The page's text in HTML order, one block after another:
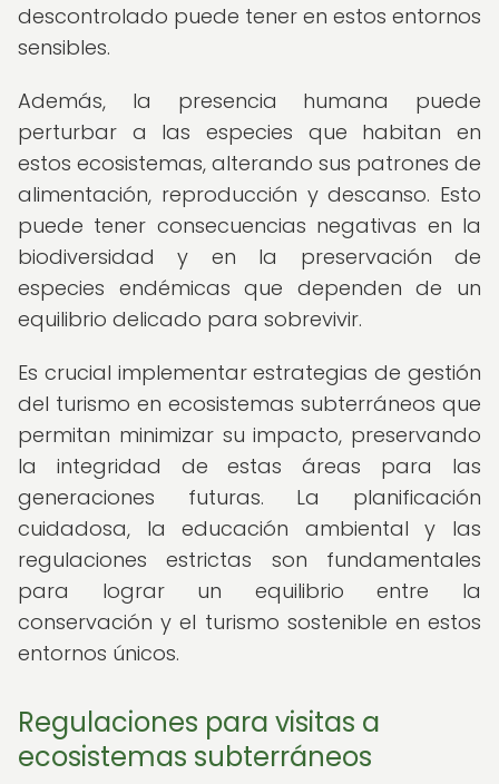
descontrolado puede tener en estos entornos
sensibles.
Además, la presencia humana puede
perturbar a las especies que habitan en
estos ecosistemas, alterando sus patrones de
alimentación, reproducción y descanso. Esto
puede tener consecuencias negativas en la
biodiversidad y en la preservación de
especies endémicas que dependen de un
equilibrio delicado para sobrevivir.
Es crucial implementar estrategias de gestión
del turismo en ecosistemas subterráneos que
permitan minimizar su impacto, preservando
la integridad de estas áreas para las
generaciones futuras. La planificación
cuidadosa, la educación ambiental y las
regulaciones estrictas son fundamentales
para lograr un equilibrio entre la
conservación y el turismo sostenible en estos
entornos únicos.
Regulaciones para visitas a
ecosistemas subterráneos